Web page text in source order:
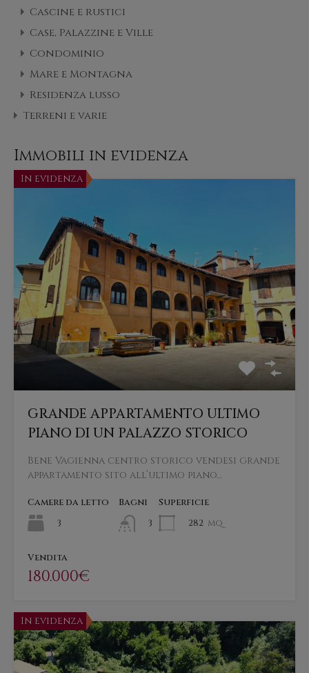
Cascine e rustici
Case, Palazzine e Ville
Condominio
Mare e Montagna
Residenza lusso
Terreni e varie
Immobili in evidenza
In evidenza
GRANDE APPARTAMENTO ULTIMO
PIANO DI UN PALAZZO STORICO
Bene Vagienna centro storico vendesi grande
appartamento sito all’ultimo piano…
Camere da letto
3
Bagni
3
Superficie
282 mq
Vendita
180.000€
In evidenza